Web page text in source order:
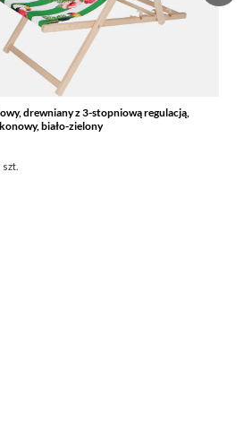
drewniany z 3-stopniową regulacją,
biało-zielony
szt.